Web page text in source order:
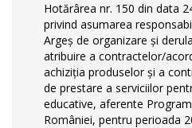
Hotărârea nr. 150 din data
privind asumarea
Argeș de organizare şi
atribuire a contractelor/
achiziţia produselor şi a
de prestare a serviciilor
educative, aferente
României, pentru perioada